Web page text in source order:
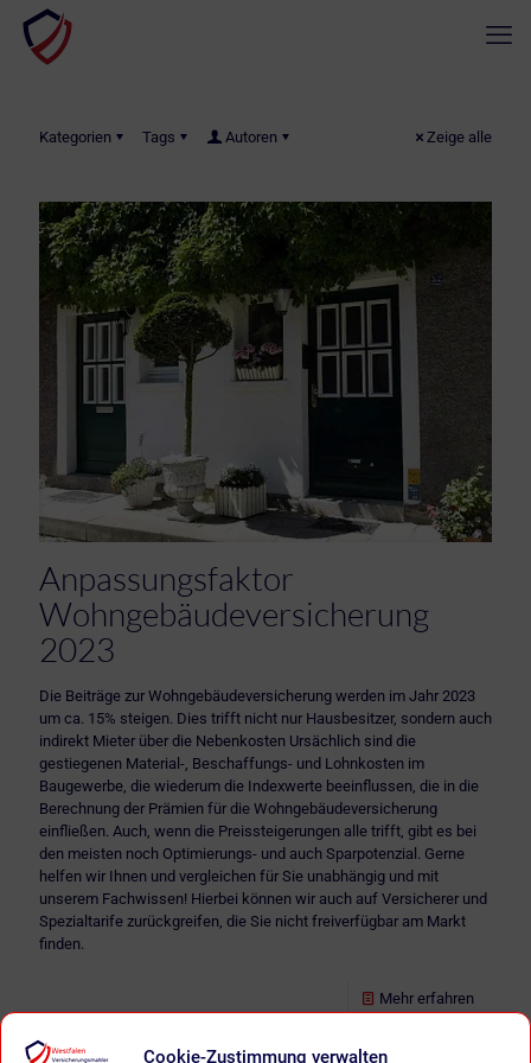
Cookie-Zustimmung verwalten
Kategorien Tags Autoren Zeige alle
Anpassungsfaktor
Wohngebäudeversicherung
2023
Die Beiträge zur Wohngebäudeversicherung werden im Jahr 2023
um ca. 15% steigen. Dies trifft nicht nur Hausbesitzer, sondern auch
indirekt Mieter über die Nebenkosten Ursächlich sind die
gestiegenen Material-, Beschaffungs- und Lohnkosten im
Baugewerbe, die wiederum die Indexwerte beeinflussen, die in die
Berechnung der Prämien für die Wohngebäudeversicherung
einfließen. Auch, wenn die Preissteigerungen alle trifft, gibt es bei
den meisten noch Optimierungs- und auch Sparpotenzial. Gerne
helfen wir Ihnen und vergleichen für Sie unabhängig und mit
unserem Fachwissen! Hierbei können wir auch auf Versicherer und
Spezialtarife zurückgreifen, die Sie nicht freiverfügbar am Markt
finden.
Mehr erfahren
Kundenbewertungen und Erfahrungen zu